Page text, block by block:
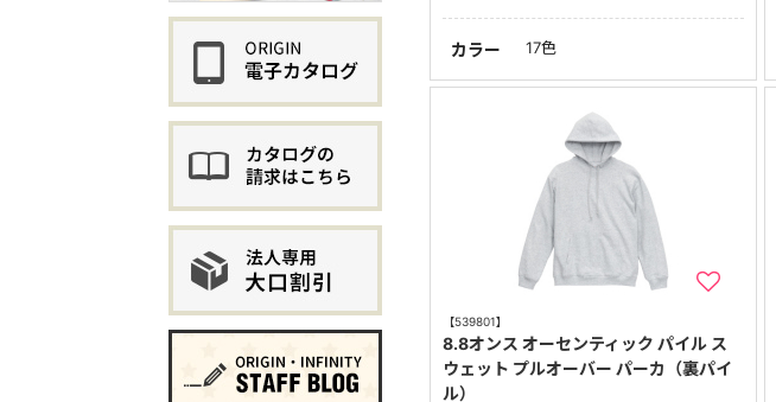
カラー 17色
【539801】
8.8オンス オーセンティック パイル ス
ウェット プルオーバー パーカ（裏パイ
ル）